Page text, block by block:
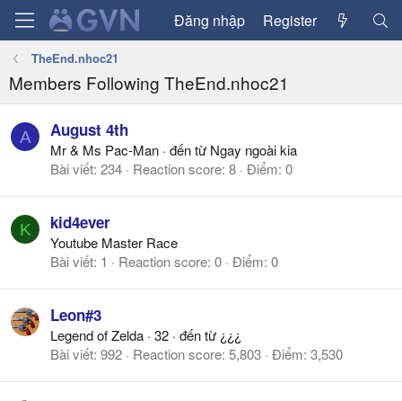
Đăng nhập Register
TheEnd.nhoc21
Members Following TheEnd.nhoc21
A August 4th
Mr & Ms Pac-Man · đến từ Ngay ngoài kia
Bài viết 234 Reaction score 8 Điểm 0
K kid4ever
Youtube Master Race
Bài viết 1 Reaction score 0 Điểm 0
Leon#3
Legend of Zelda · 32 · đến từ ¿¿¿
Bài viết 992 Reaction score 5,803 Điểm 3,530